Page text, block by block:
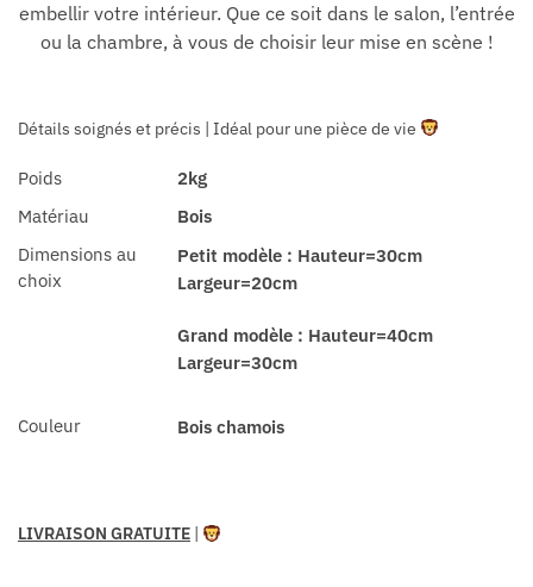
embellir votre intérieur. Que ce soit dans le salon, l’entrée
ou la chambre, à vous de choisir leur mise en scène !
Détails soignés et précis | Idéal pour une pièce de vie
Poids
2kg
Matériau
Bois
Dimensions au
choix
Petit modèle : Hauteur=30cm
Largeur=20cm
Grand modèle : Hauteur=40cm
Largeur=30cm
Couleur Bois chamois
LIVRAISON GRATUITE |